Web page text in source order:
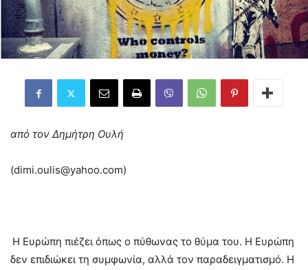
από τον Δημήτρη Ουλή
(dimi.oulis@yahoo.com)
Η Ευρώπη πιέζει όπως ο πύθωνας το θύμα του. Η Ευρώπη
δεν επιδιώκει τη συμφωνία, αλλά τον παραδειγματισμό. Η